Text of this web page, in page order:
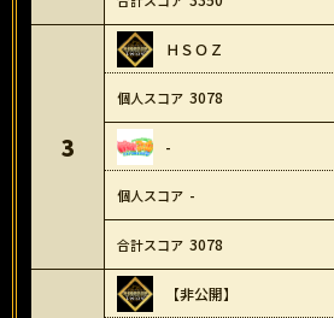
3
ＨＳＯＺ
3078
-
-
3078
【非公開】